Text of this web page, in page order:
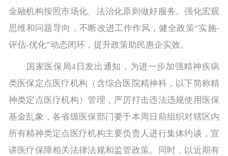
金融机构按照市场化、法治化原则做好服务。强化宏观
思维和问题导向，不断改进工作作风，健全政策“实施-
评估-优化”动态闭环，提升政策助民惠企实效。
国家医保局4日发出通知，为进一步加强精神疾病
类医保定点医疗机构（含综合医院精神科，以下简称精
神类定点医疗机构）管理，严厉打击违法违规使用医保
基金乱象，各省级医保部门要于本周日前组织对辖区内
所有精神类定点医疗机构主要负责人进行集体约谈，宣
讲医疗保障相关法律法规和监管政策。同时，以近期有